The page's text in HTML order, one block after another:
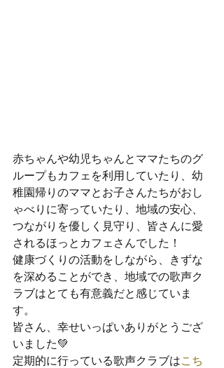
赤ちゃんや幼児ちゃんとママたちのグ
ループもカフェを利用していたり、幼
稚園帰りのママとお子さんたちがおし
ゃべりに寄っていたり、地域の安心、
つながりを優しく見守り、皆さんに愛
されるほっとカフェさんでした！
健康づくりの活動をしながら、きずな
を深めることができ、地域での歌声ク
ラブはとても有意義だと感じていま
す。
皆さん、幸せいっぱいありがとうござ
いました💚
定期的に行っている歌声クラブはこち